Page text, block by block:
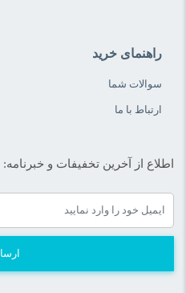
راهنمای خرید
سوالات شما
ارتباط با ما
اطلاع از آخرین تخفیفات و خبرنامه: